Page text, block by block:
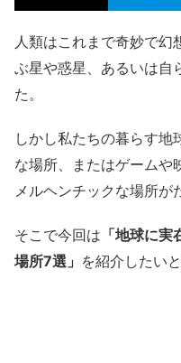
人類はこれまで奇妙で
ぶ星や惑星、あるいは自
た。
しかし私たちの暮らす地
な場所、またはゲームや
メルヘンチックな場所が
そこで今回は 「地球に
場所7選」 を紹介したい